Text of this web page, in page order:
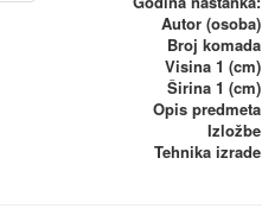
Autor (osoba)
Broj komada
Visina 1 (cm)
Širina 1 (cm)
Opis predmeta
Izložbe
Tehnika izrade